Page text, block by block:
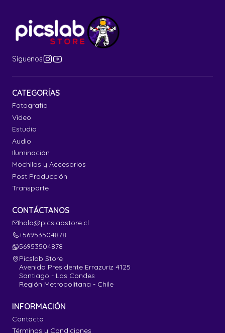
Síguenos
CATEGORÍAS
Fotografía
Video
Estudio
Audio
Iluminación
Mochilas y Accesorios
Post Producción
Transporte
CONTÁCTANOS
hola@picslabstore.cl
+56953504878
56953504878
Picslab Store
Avenida Presidente Errazuriz 4125
Santiago - Las Condes
Región Metropolitana - Chile
INFORMACIÓN
Contacto
Términos y Condiciones